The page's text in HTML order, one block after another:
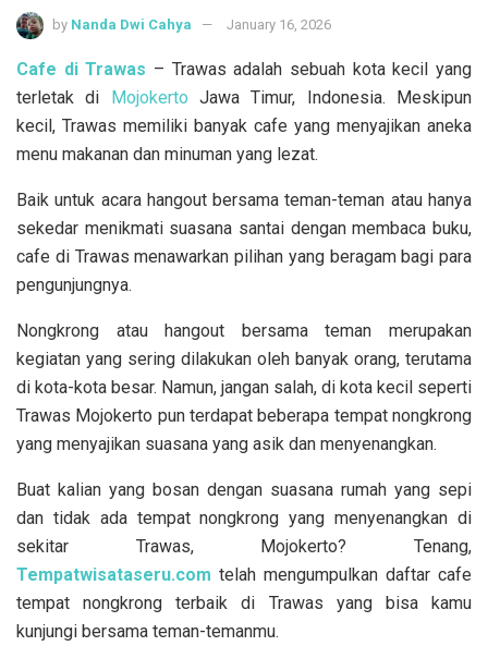
by Nanda Dwi Cahya January 16, 2026
Cafe di Trawas – Trawas adalah sebuah kota kecil yang
terletak di Mojokerto Jawa Timur, Indonesia. Meskipun
kecil, Trawas memiliki banyak cafe yang menyajikan aneka
menu makanan dan minuman yang lezat.
Baik untuk acara hangout bersama teman-teman atau hanya
sekedar menikmati suasana santai dengan membaca buku,
cafe di Trawas menawarkan pilihan yang beragam bagi para
pengunjungnya.
Nongkrong atau hangout bersama teman merupakan
kegiatan yang sering dilakukan oleh banyak orang, terutama
di kota-kota besar. Namun, jangan salah, di kota kecil seperti
Trawas Mojokerto pun terdapat beberapa tempat nongkrong
yang menyajikan suasana yang asik dan menyenangkan.
Buat kalian yang bosan dengan suasana rumah yang sepi
dan tidak ada tempat nongkrong yang menyenangkan di
sekitar Trawas, Mojokerto? Tenang,
Tempatwisataseru.com telah mengumpulkan daftar cafe
tempat nongkrong terbaik di Trawas yang bisa kamu
kunjungi bersama teman-temanmu.